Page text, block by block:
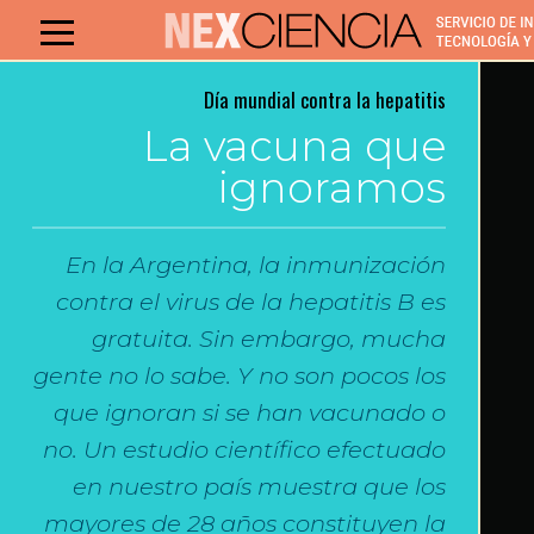
Día mundial contra la hepatitis
La vacuna que
ignoramos
En la Argentina, la inmunización
contra el virus de la hepatitis B es
gratuita. Sin embargo, mucha
gente no lo sabe. Y no son pocos los
que ignoran si se han vacunado o
no. Un estudio científico efectuado
en nuestro país muestra que los
mayores de 28 años constituyen la